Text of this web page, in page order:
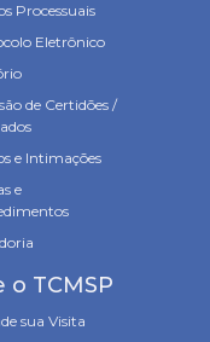
Processuais
Eletrônico
de Certidões /
e Intimações
e
o TCMSP
sua Visita